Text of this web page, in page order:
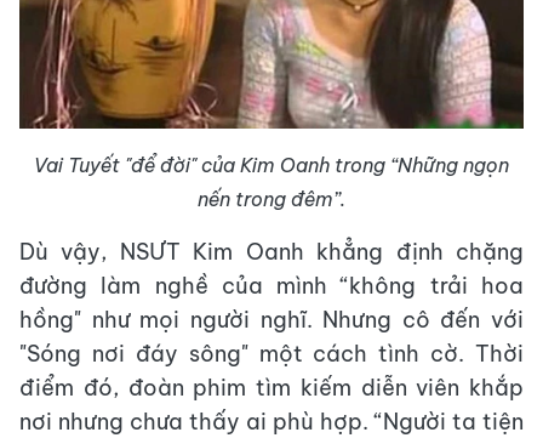
Vai Tuyết "để đời" của Kim Oanh trong “Những ngọn
nến trong đêm”.
Dù vậy, NSƯT Kim Oanh khẳng định chặng
đường làm nghề của mình “không trải hoa
hồng" như mọi người nghĩ. Nhưng cô đến với
"Sóng nơi đáy sông" một cách tình cờ. Thời
điểm đó, đoàn phim tìm kiếm diễn viên khắp
nơi nhưng chưa thấy ai phù hợp. “Người ta tiện